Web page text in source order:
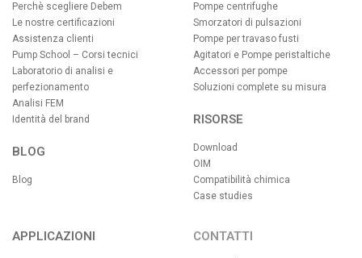
Perchè scegliere Debem
Le nostre certificazioni
Assistenza clienti
Pump School – Corsi tecnici
Laboratorio di analisi e
perfezionamento
Analisi FEM
Identità del brand
BLOG
Blog
Pompe centrifughe
Smorzatori di pulsazioni
Pompe per travaso fusti
Agitatori e Pompe peristaltiche
Accessori per pompe
Soluzioni complete su misura
RISORSE
Download
OIM
Compatibilità chimica
Case studies
APPLICAZIONI CONTATTI